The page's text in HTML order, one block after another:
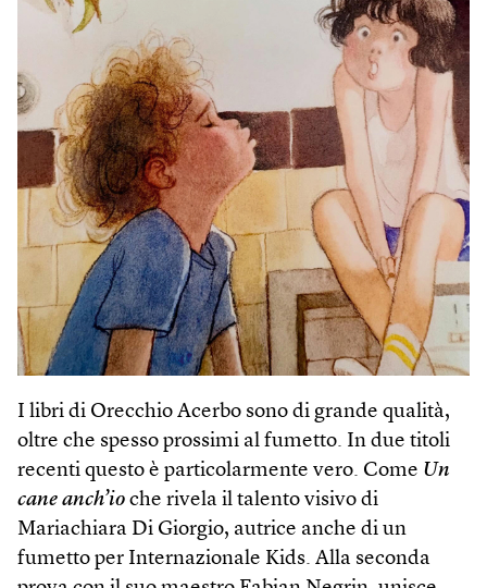
I libri di Orecchio Acerbo sono di grande qualità,
oltre che spesso prossimi al fumetto. In due titoli
recenti questo è particolarmente vero. Come Un
cane anch’io che rivela il talento visivo di
Mariachiara Di Giorgio, autrice anche di un
fumetto per Internazionale Kids. Alla seconda